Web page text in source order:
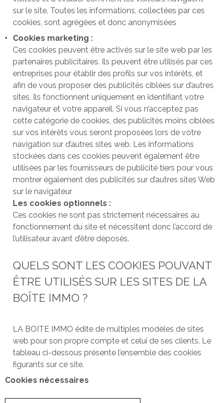
sur le site. Toutes les informations, collectées par ces
cookies, sont agrégées et donc anonymisées
Cookies marketing :
Ces cookies peuvent être activés sur le site web par les
partenaires publicitaires. Ils peuvent être utilisés par ces
entreprises pour établir des profils sur vos intérêts, et
afin de vous proposer des publicités ciblées sur d’autres
sites. Ils fonctionnent uniquement en identifiant votre
navigateur et votre appareil. Si vous n’acceptez pas
cette catégorie de cookies, des publicités moins ciblées
sur vos intérêts vous seront proposées lors de votre
navigation sur d’autres sites web. Les informations
stockées dans ces cookies peuvent également être
utilisées par les fournisseurs de publicité tiers pour vous
montrer également des publicités sur d’autres sites Web
sur le navigateur
Les cookies optionnels :
Ces cookies ne sont pas strictement nécessaires au
fonctionnement du site et nécessitent donc l’accord de
l’utilisateur avant d’être déposés.
QUELS SONT LES COOKIES POUVANT
ÊTRE UTILISÉS SUR LES SITES DE LA
BOÎTE IMMO ?
LA BOITE IMMO édite de multiples modèles de sites
web pour son propre compte et celui de ses clients. Le
tableau ci-dessous présente l’ensemble des cookies
figurants sur ce site.
Cookies nécessaires